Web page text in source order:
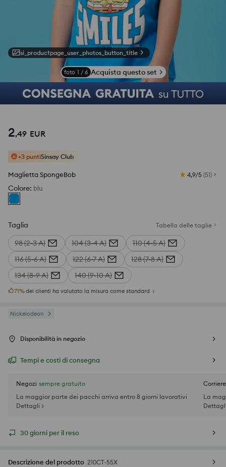
si_productpage_user_photos_button_title
foto 1 / 6 Acquista questo set
2,49 EUR
+3 puntiSinsay Club
Maglietta SpongeBob 4,9/5 (51)
Colore: blu
Taglia Tabella delle taglie
98 (2-3 A) 104 (3-4 A)
110 (4-5 A)
116 (5-6 A)
122 (6-7 A)
128 (7-8 A)
134 (8-9 A)
140 (9-10 A)
71%dei clienti ha valutato la misura come standard
Nickelodeon
Disponibilità in negozio
Tempi e costi di consegna
Negozi sempre gratuito
La maggior parte dei pacchi arriva entro 8 giorni lavorativi
Dettagli >
La
30 giorni per il reso
Descrizione del prodotto 210CT-55X